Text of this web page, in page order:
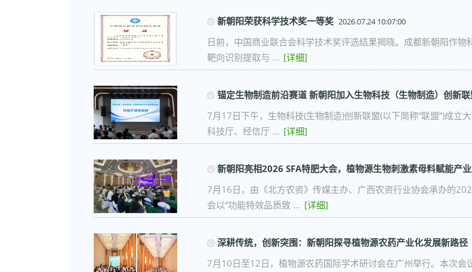
新朝阳荣获科学技术奖一等奖 2026.07.24 10:07:00
日前，中国商业联合会科学技术奖评选结果揭晓。成都新朝阳作物
靶向识别提取与 ... [详细]
锚定生物制造前沿赛道 新朝阳加入生物科技（生物制造）创新
7月17日下午，生物科技(生物制造)创新联盟(以下简称“联盟”)成
科技厅、经信厅 ... [详细]
新朝阳亮相2026 SFA特肥大会，植物源生物刺激素母料赋能产
7月16日，由《北方农资》传媒主办、广西农资行业协会承办的
会以“功能特效品质致 ... [详细]
深耕传统，创新突围：新朝阳探寻植物源农药产业化发展新路径
7月10日至12日，植物源农药国际学术研讨会在广州举行。本次